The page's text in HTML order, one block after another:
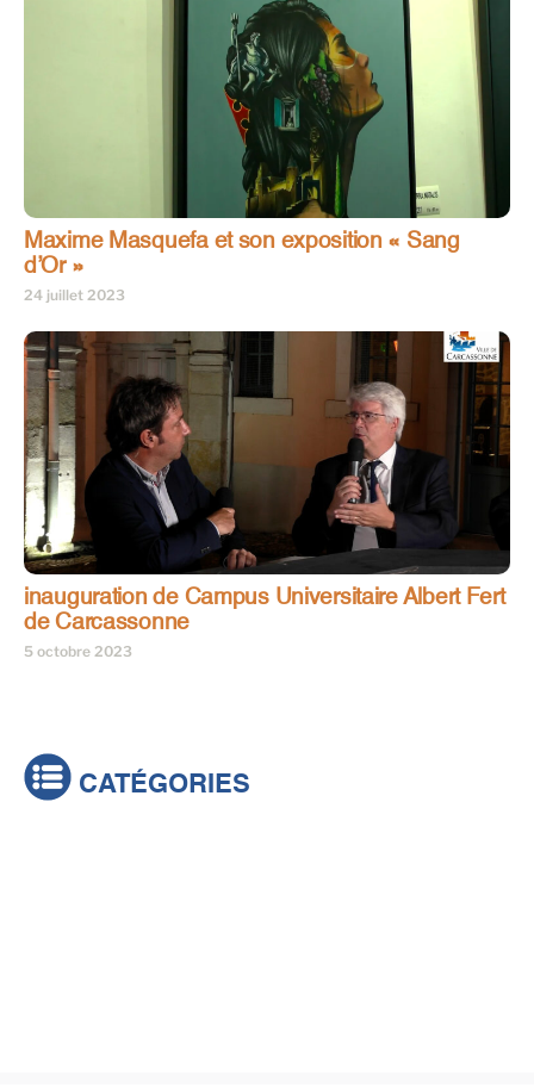
Maxime Masquefa et son exposition « Sang
d’Or »
24 juillet 2023
inauguration de Campus Universitaire Albert Fert
de Carcassonne
5 octobre 2023
CATÉGORIES